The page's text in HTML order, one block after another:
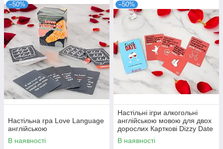
–50%
Настільна гра Love Language
англійською
В наявності
–50%
Настільні ігри алкогольні
англійською мовою для двох
дорослих Карткові Dizzy Date
English Board games eng
В наявності